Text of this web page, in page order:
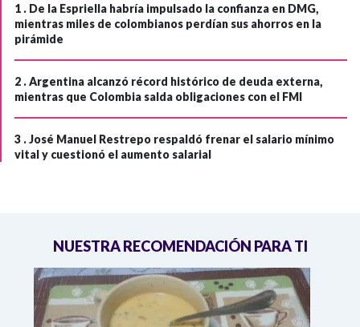
1 . De la Espriella habría impulsado la confianza en DMG,
mientras miles de colombianos perdían sus ahorros en la
pirámide
2 .Argentina alcanzó récord histórico de deuda externa,
mientras que Colombia salda obligaciones con el FMI
3 .José Manuel Restrepo respaldó frenar el salario mínimo
vital y cuestionó el aumento salarial
NUESTRA RECOMENDACIÓN PARA TI